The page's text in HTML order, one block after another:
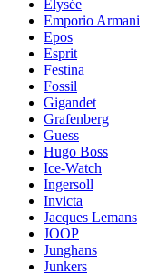
Elysée
Emporio Armani
Epos
Esprit
Festina
Fossil
Gigandet
Grafenberg
Guess
Hugo Boss
Ice-Watch
Ingersoll
Invicta
Jacques Lemans
JOOP
Junghans
Junkers